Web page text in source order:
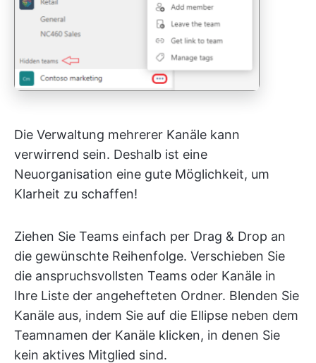
Die Verwaltung mehrerer Kanäle kann
verwirrend sein. Deshalb ist eine
Neuorganisation eine gute Möglichkeit, um
Klarheit zu schaffen!
Ziehen Sie Teams einfach per Drag & Drop an
die gewünschte Reihenfolge. Verschieben Sie
die anspruchsvollsten Teams oder Kanäle in
Ihre Liste der angehefteten Ordner. Blenden Sie
Kanäle aus, indem Sie auf die Ellipse neben dem
Teamnamen der Kanäle klicken, in denen Sie
kein aktives Mitglied sind.